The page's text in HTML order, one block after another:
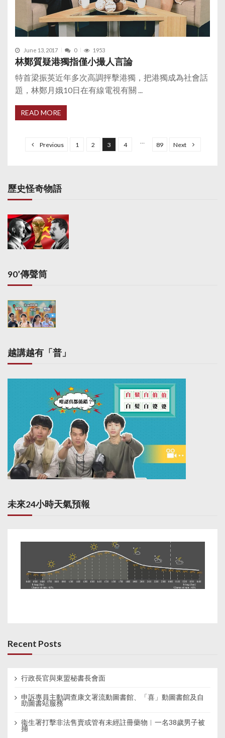
June 13, 2017 0 1953
林鄭質疑港獨指僅小撮人言論
特首梁振英近年多次高調抨擊港獨，把港獨成為社會話
題，林鄭月娥10日在有線電視有關 ...
READ MORE
s
p
a
g
i
a
t
i
o
n
Previous 1 2 3 4 89 Next
歷史怪奇物語
90’傳聲筒
越講越有「普」
未來24小時天氣預報
Recent Posts
行政長官與東盟秘書長會面
申訴專員主動調查康文署流動圖書館、「喜」動圖書館及自
助圖書站服務
衞生署打擊非法售賣或管有未經註冊藥物︱一名38歲男子被
捕